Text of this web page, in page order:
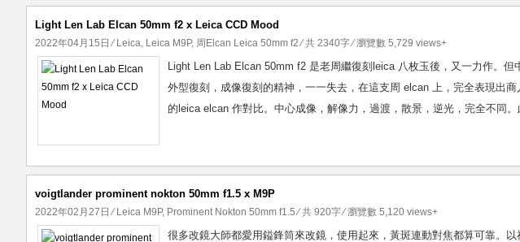
Light Len Lab Elcan 50mm f2 x Leica CCD Mood
2022年04月15日 ⁄ Leica, Leica M9P, 周Elcan Leica 50mm f2⁄ 共 2340字 ⁄ 瀏覽數 5,729 views+
Light Len Lab Elcan 50mm f2 是老周繼復刻leica 八枚玉後，又一力作。
外型復刻，成像復刻的精神，一一失去，在這支周 elcan 上，完全表現出
的leica elcan 作對比。中心成像，解像力，過渡，散景，逆光，完全不同。
voigtlander prominent nokton 50mm f1.5 x M9P
2022年02月27日 ⁄ Leica M9P, Prominent Nokton 50mm f1.5⁄ 共 920字 ⁄ 瀏覽數 5,120 views+
很多改鏡大師都愛用鎰鋒筒來改鏡，使用起來，黃斑連動對焦都算可靠。